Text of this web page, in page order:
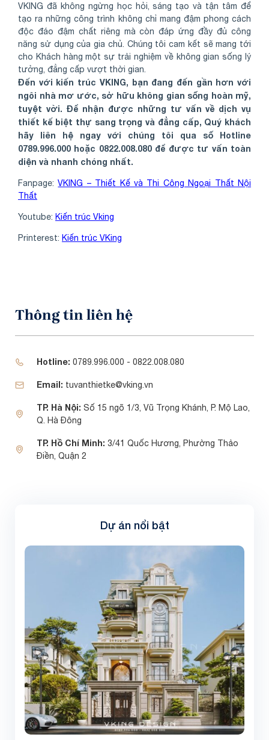
VKING đã không ngừng học hỏi, sáng tạo và tận tâm để
tạo ra những công trình không chỉ mang đậm phong cách
độc đáo đậm chất riêng mà còn đáp ứng đầy đủ công
năng sử dụng của gia chủ. Chúng tôi cam kết sẽ mang tới
cho Khách hàng một sự trải nghiệm về không gian sống lý
tưởng, đẳng cấp vượt thời gian.
Đến với kiến trúc VKING, bạn đang đến gần hơn với
ngôi nhà mơ ước, sở hữu không gian sống hoàn mỹ,
tuyệt vời. Để nhận được những tư vấn về dịch vụ
thiết kế biệt thự sang trọng và đẳng cấp, Quý khách
hãy liên hệ ngay với chúng tôi qua số Hotline
0789.996.000 hoặc 0822.008.080 để được tư vấn toàn
diện và nhanh chóng nhất.
Fanpage:VKING – Thiết Kế và Thi Công Ngoại Thất Nội
Thất
Youtube: Kiến trúc Vking
Printerest: Kiến trúc VKing
Thông tin liên hệ
Hotline: 0789.996.000 - 0822.008.080
Email: tuvanthietke@vking.vn
TP. Hà Nội: Số 15 ngõ 1/3, Vũ Trọng Khánh, P. Mộ Lao,
Q. Hà Đông
TP. Hồ Chí Minh: 3/41 Quốc Hương, Phường Thảo
Điền, Quận 2
Dự án nổi bật